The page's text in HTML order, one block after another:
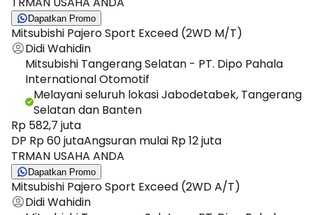
Dapatkan Promo
Mitsubishi Pajero Sport Exceed (2WD M/T)
Didi Wahidin
Mitsubishi Tangerang Selatan - PT. Dipo Pahala
International Otomotif
Melayani seluruh lokasi Jabodetabek, Tangerang
Selatan dan Banten
Rp 582,7 juta
DP Rp 60 jutaAngsuran mulai Rp 12 juta
TRMAN USAHA ANDA
Dapatkan Promo
Mitsubishi Pajero Sport Exceed (2WD A/T)
Didi Wahidin